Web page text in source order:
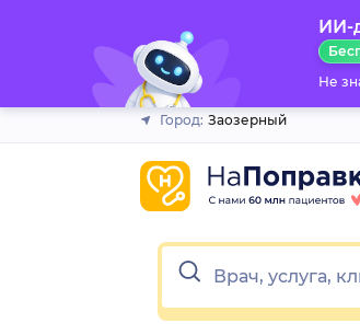
ИИ-
Не
Город: Заозерный